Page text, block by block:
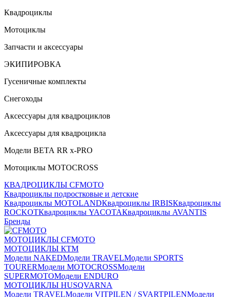
Квадроциклы
Мотоциклы
Запчасти и аксессуары
ЭКИПИРОВКА
Гусеничные комплекты
Снегоходы
Аксессуары для квадроциклов
Аксессуары для квадроцикла
Модели ВЕТА RR x-PRO
Мотоциклы MOTOCROSS
КВАДРОЦИКЛЫ CFMOTO
Квадроциклы подростковые и детские
Квадроциклы MOTOLANDКвадроциклы IRBISКвадроциклы
ROCKOTКвадроциклы YACOTAКвадроциклы AVANTIS
Бренды
МОТОЦИКЛЫ CFMOTO
МОТОЦИКЛЫ КТМ
Модели NAKEDМодели TRAVELМодели SPORTS
TOURERМодели MOTOCROSSМодели
SUPERMOTOМодели ENDURO
МОТОЦИКЛЫ HUSQVARNA
Модели TRAVELМодели VITPILEN / SVARTPILENМодели